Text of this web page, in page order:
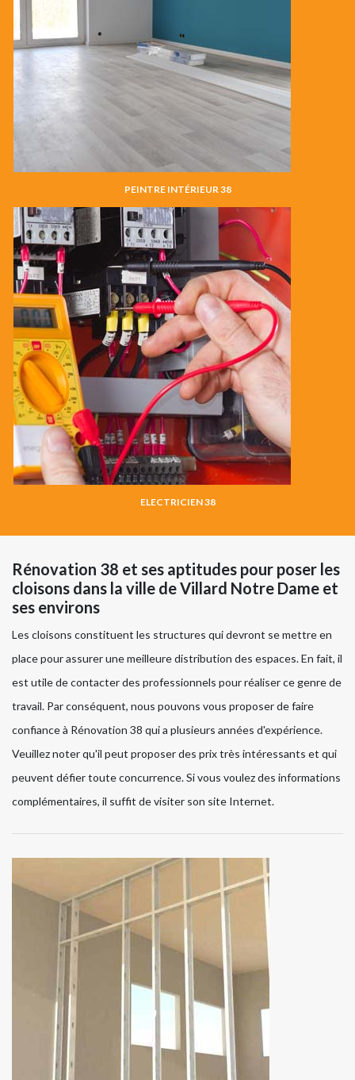
PEINTRE INTÉRIEUR 38
ELECTRICIEN 38
Rénovation 38 et ses aptitudes pour poser les
cloisons dans la ville de Villard Notre Dame et
ses environs
Les cloisons constituent les structures qui devront se mettre en
place pour assurer une meilleure distribution des espaces. En fait, il
est utile de contacter des professionnels pour réaliser ce genre de
travail. Par conséquent, nous pouvons vous proposer de faire
confiance à Rénovation 38 qui a plusieurs années d'expérience.
Veuillez noter qu'il peut proposer des prix très intéressants et qui
peuvent défier toute concurrence. Si vous voulez des informations
complémentaires, il suffit de visiter son site Internet.